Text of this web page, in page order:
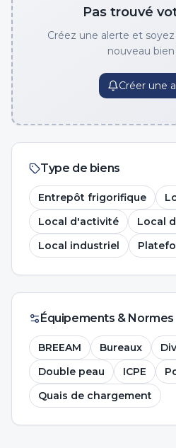
Pas trouvé
Créez une alerte et
nouveau bien
Créer une
Type de biens
Entrepôt frigorifique
Local d'activité
Local
Local industriel
Équipements & Normes
BREEAM Bureaux
Double peau
ICPE
Quais de chargement